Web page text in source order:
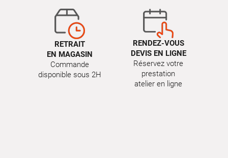
RETRAIT
EN MAGASIN
Commande
disponible sous 2H
RENDEZ-VOUS
DEVIS EN LIGNE
Réservez votre
prestation
atelier en ligne